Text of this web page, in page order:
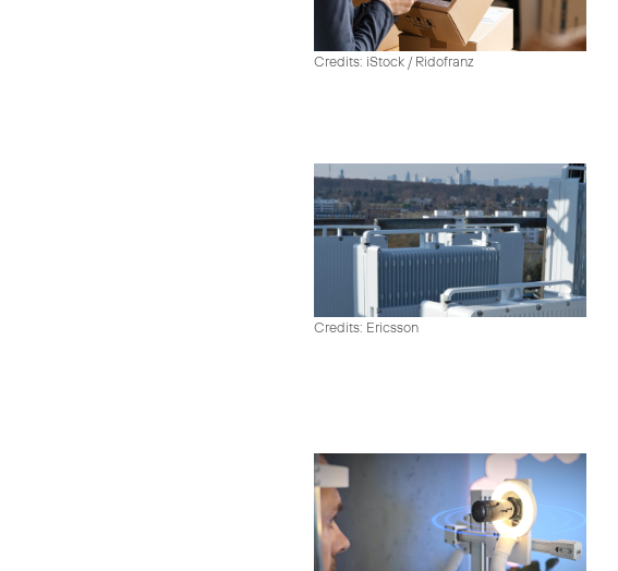
Credits: iStock / Ridofranz
Credits: Ericsson